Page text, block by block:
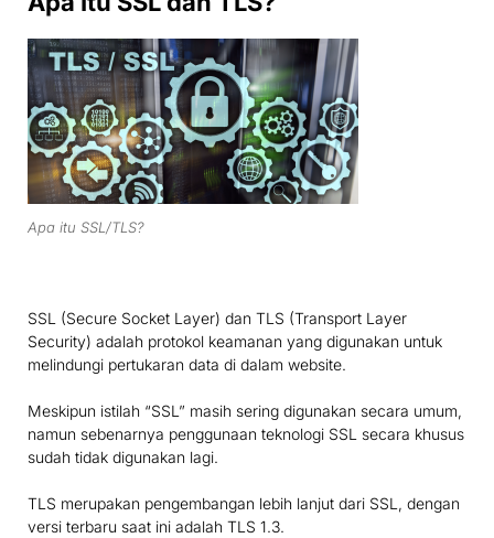
Apa itu SSL/TLS?
SSL (Secure Socket Layer) dan TLS (Transport Layer
Security) adalah protokol keamanan yang digunakan untuk
melindungi pertukaran data di dalam website.
Meskipun istilah “SSL” masih sering digunakan secara umum,
namun sebenarnya penggunaan teknologi SSL secara khusus
sudah tidak digunakan lagi.
TLS merupakan pengembangan lebih lanjut dari SSL, dengan
versi terbaru saat ini adalah TLS 1.3.